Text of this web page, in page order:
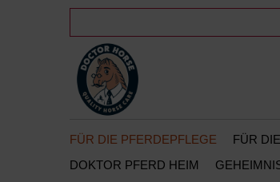
FÜR DIE PFERDEPFLEGE FÜR
DOKTOR PFERD HEIM